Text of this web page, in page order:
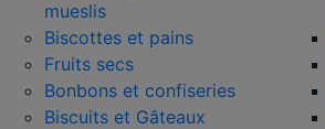
mueslis
Biscottes et pains
Fruits secs
Bonbons et confiseries
Biscuits et Gâteaux